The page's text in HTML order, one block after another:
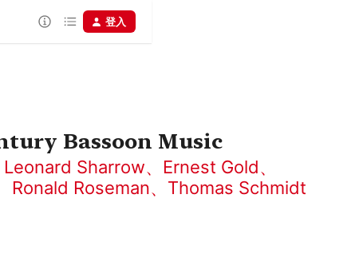
登入
Bassoon Music
Leonard Sharrow、 Ernest Gold、
Ronald Roseman、 Thomas Schmidt